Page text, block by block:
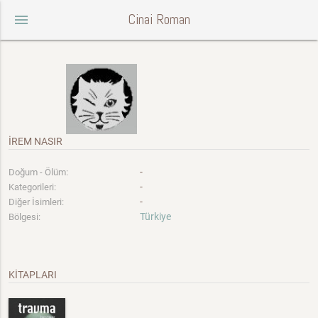
menu Cinai Roman
İREM NASIR
Doğum - Ölüm: -
Kategorileri: -
Diğer İsimleri: -
Bölgesi: Türkiye
KİTAPLARI